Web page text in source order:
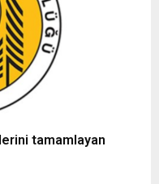
tamamlayan